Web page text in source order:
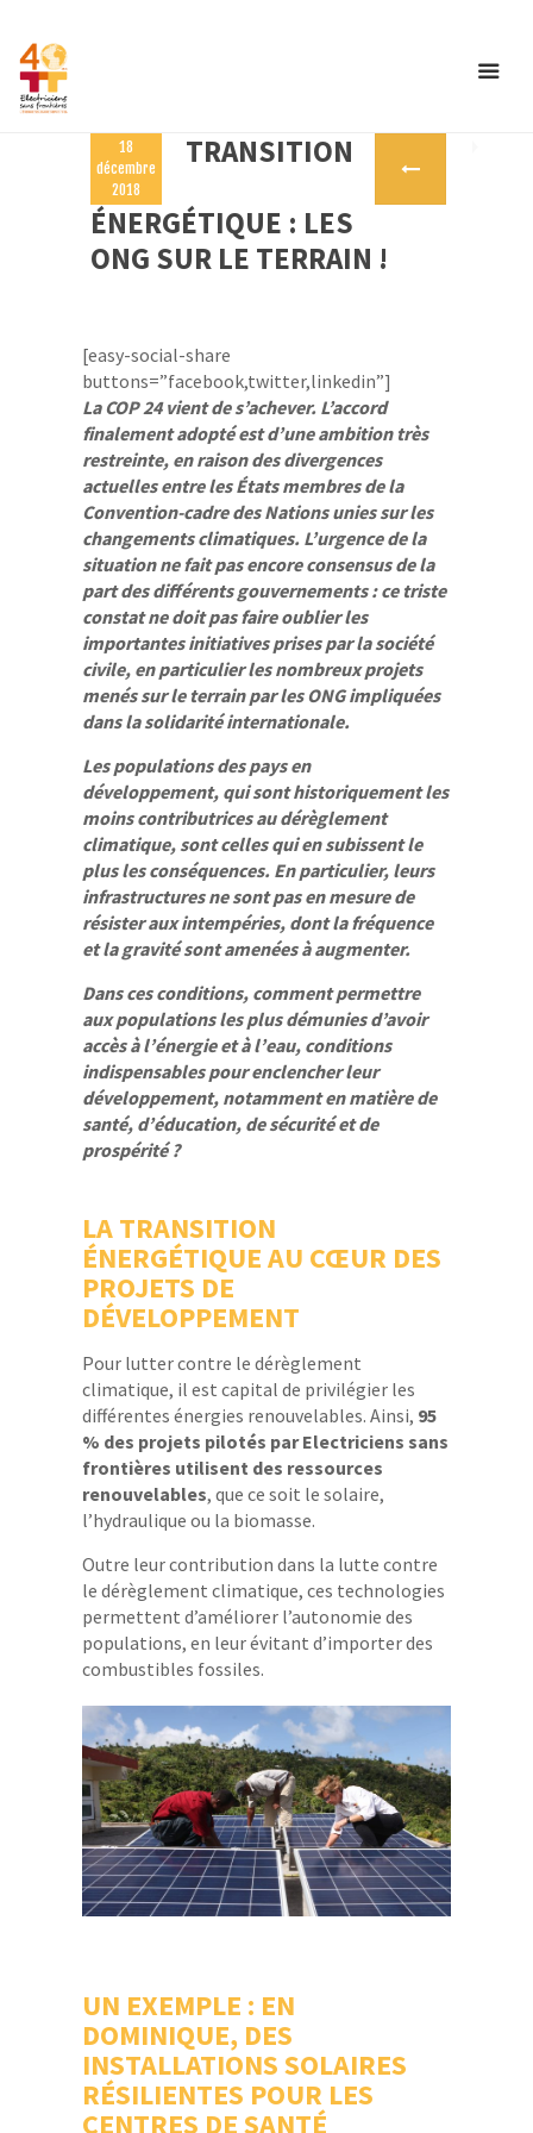
18
décembre
2018
TRANSITION
ÉNERGÉTIQUE : LES
ONG SUR LE TERRAIN !
[easy-social-share
buttons=”facebook,twitter,linkedin”]
La COP 24 vient de s’achever. L’accord
finalement adopté est d’une ambition très
restreinte, en raison des divergences
actuelles entre les États membres de la
Convention-cadre des Nations unies sur les
changements climatiques. L’urgence de la
situation ne fait pas encore consensus de la
part des différents gouvernements : ce triste
constat ne doit pas faire oublier les
importantes initiatives prises par la société
civile, en particulier les nombreux projets
menés sur le terrain par les ONG impliquées
dans la solidarité internationale.
Les populations des pays en
développement, qui sont historiquement les
moins contributrices au dérèglement
climatique, sont celles qui en subissent le
plus les conséquences. En particulier, leurs
infrastructures ne sont pas en mesure de
résister aux intempéries, dont la fréquence
et la gravité sont amenées à augmenter.
Dans ces conditions, comment permettre
aux populations les plus démunies d’avoir
accès à l’énergie et à l’eau, conditions
indispensables pour enclencher leur
développement, notamment en matière de
santé, d’éducation, de sécurité et de
prospérité ?
LA TRANSITION
ÉNERGÉTIQUE AU CŒUR DES
PROJETS DE
DÉVELOPPEMENT
Pour lutter contre le dérèglement
climatique, il est capital de privilégier les
différentes énergies renouvelables. Ainsi, 95
% des projets pilotés par Electriciens sans
frontières utilisent des ressources
renouvelables, que ce soit le solaire,
l’hydraulique ou la biomasse.
Outre leur contribution dans la lutte contre
le dérèglement climatique, ces technologies
permettent d’améliorer l’autonomie des
populations, en leur évitant d’importer des
combustibles fossiles.
UN EXEMPLE : EN
DOMINIQUE, DES
INSTALLATIONS SOLAIRES
RÉSILIENTES POUR LES
CENTRES DE SANTÉ